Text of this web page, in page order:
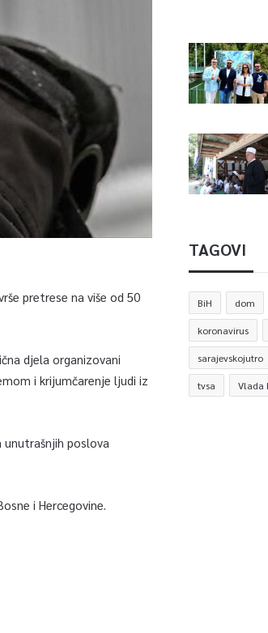
pretrese na više od 50
djela organizovani
i krijumčarenje ljudi iz
unutrašnjih poslova
i Hercegovine.
TAGOVI
BiH dom
koronavirus
sarajevskojutro
tvsa Vlada